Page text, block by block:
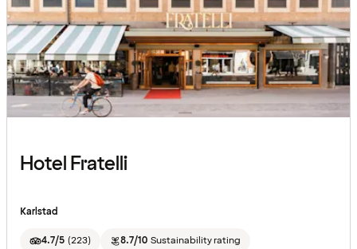
Hotel Fratelli
Karlstad
4.7/5 (223) 8.7/10 Sustainability rating